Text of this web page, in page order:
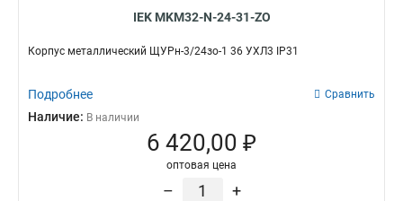
IEK MKM32-N-24-31-ZO
Корпус металлический ЩУРн-3/24зо-1 36 УХЛ3 IP31
Подробнее Сравнить
Наличие: В наличии
6 420,00 ₽
оптовая цена
– +